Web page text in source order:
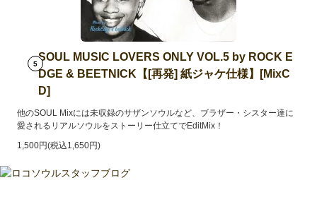
5
SOUL MUSIC LOVERS ONLY VOL.5 by ROCK E
DGE & BEETNICK【[再発] 紙ジャケ仕様】[MixC
D]
他のSOUL Mixには未収録のサザンソウルなど、ブラザー・シスター達に
愛されるリアルソウルをストーリー仕立てでEditMix！
1,500円(税込1,650円)